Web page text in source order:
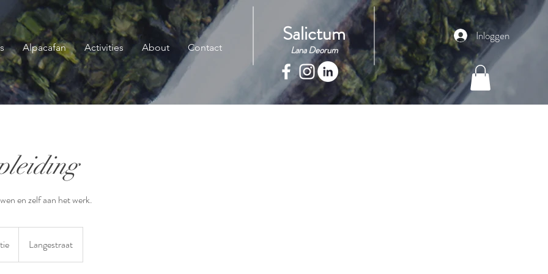
Alpacafan Activities About Contact
Salictum
Lana Deorum
Inloggen
en zelf aan het werk.
Langestraat